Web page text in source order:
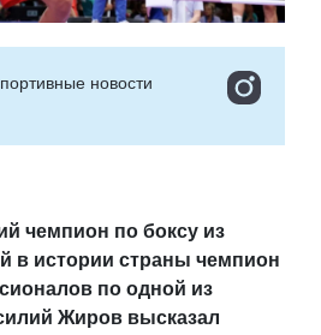
новости
чемпион по боксу из
в истории страны чемпион
по одной из
Жиров высказал